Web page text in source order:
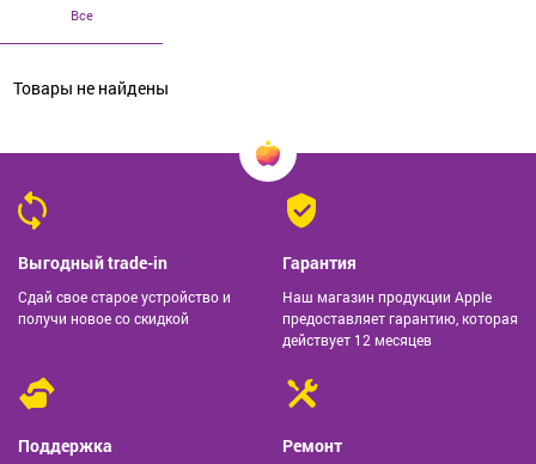
Все
Товары не найдены
Выгодный trade-in
Сдай свое старое устройство и
получи новое со скидкой
Гарантия
Наш магазин продукции Apple
предоставляет гарантию, которая
действует 12 месяцев
Поддержка Ремонт